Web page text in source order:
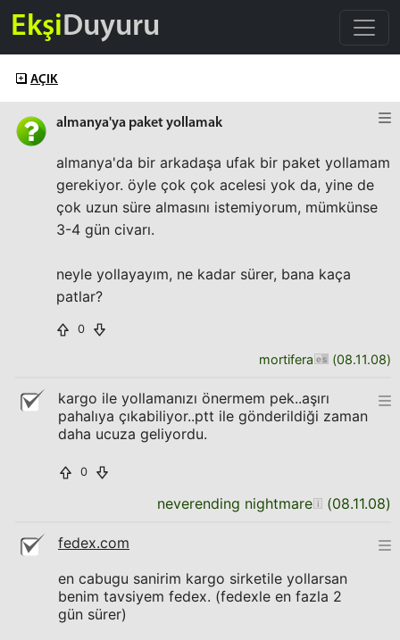
EkşiDuyuru
AÇIK
almanya'ya paket yollamak
almanya'da bir arkadaşa ufak bir paket yollamam
gerekiyor. öyle çok çok acelesi yok da, yine de
çok uzun süre almasını istemiyorum, mümkünse
3-4 gün civarı.
neyle yollayayım, ne kadar sürer, bana kaça
patlar?
0
mortifera (08.11.08)
kargo ile yollamanızı önermem pek..aşırı
pahalıya çıkabiliyor..ptt ile gönderildiği zaman
daha ucuza geliyordu.
0
neverending nightmare (08.11.08)
fedex.com
en cabugu sanirim kargo sirketile yollarsan
benim tavsiyem fedex. (fedexle en fazla 2
gün sürer)